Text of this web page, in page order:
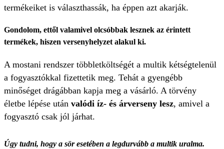
termékeiket is választhassák, ha éppen azt akarják.
Gondolom, ettől valamivel olcsóbbak lesznek az érintett
termékek, hiszen versenyhelyzet alakul ki.
A mostani rendszer többletköltségét a multik kétségtelenül
a fogyasztókkal fizettetik meg. Tehát a gyengébb
minőséget drágábban kapja meg a vásárló. A törvény
életbe lépése után valódi íz- és árverseny lesz, amivel a
fogyasztó csak jól járhat.
Úgy tudni, hogy a sör esetében a legdurvább a multik uralma.